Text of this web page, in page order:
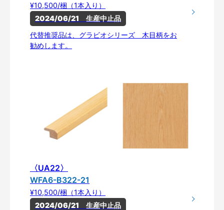
¥10,500/梱（1本入り）
2024/06/21　生産中止品
代替推奨品は、グラビオシリーズ 木目柄をお
勧めします。
〈UA22〉
WFA6-B322-21
¥10,500/梱（1本入り）
2024/06/21　生産中止品